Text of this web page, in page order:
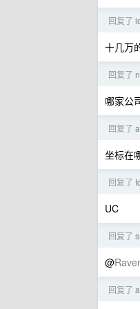
回复了
十几万
回复了
哪家公
回复了
坐标在
回复了
UC
回复了
@
回复了